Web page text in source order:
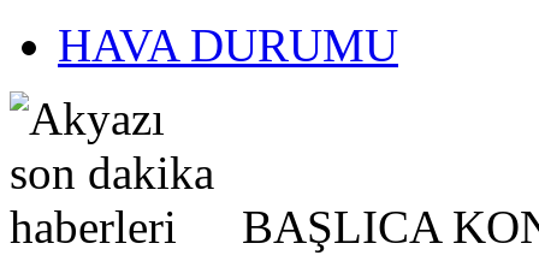
HAVA DURUMU
BAŞLICA